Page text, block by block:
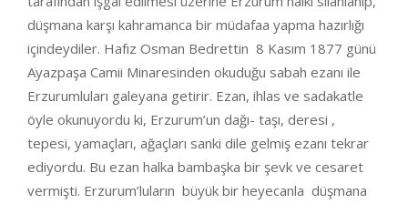
düşmana karşı kahramanca bir müdafaa yapma hazırlığı
içindeydiler. Hafız Osman Bedrettin 8 Kasım 1877 günü
Ayazpaşa Camii Minaresinden okuduğu sabah ezanı ile
Erzurumluları galeyana getirir. Ezan, ihlas ve sadakatle
öyle okunuyordu ki, Erzurum’un dağı- taşı, deresi ,
tepesi, yamaçları, ağaçları sanki dile gelmiş ezanı tekrar
ediyordu. Bu ezan halka bambaşka bir şevk ve cesaret
vermişti. Erzurum’luların büyük bir heyecanla düşmana